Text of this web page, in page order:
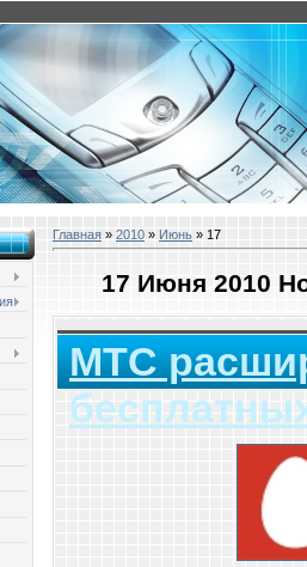
Главная » 2010 » Июнь » 17
17 Июня 2010
МТС